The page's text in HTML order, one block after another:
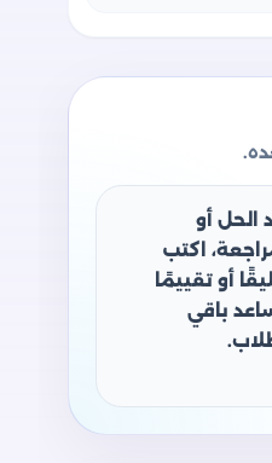
الحل أو
اكتب
أو تقييمًا
باقي